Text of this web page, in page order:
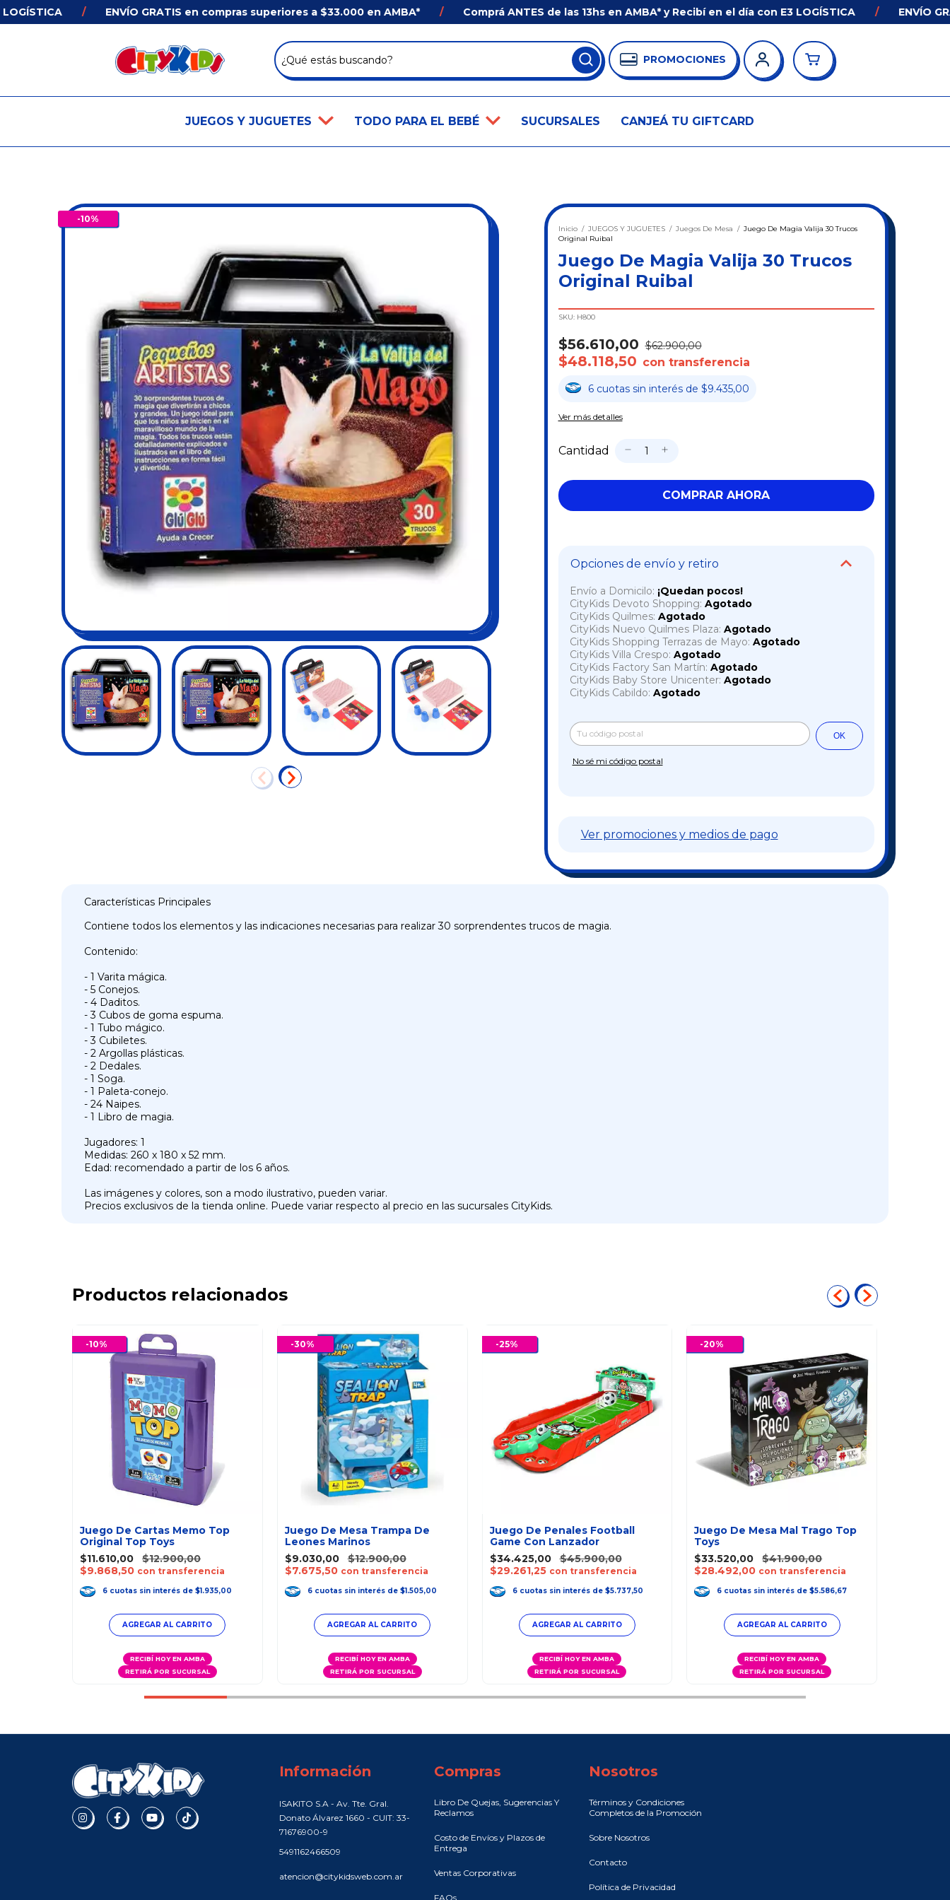
/ ENVÍO GRATIS en compras superiores a $33.000 en AMBA* / Comprá ANTES de las 13hs en AMBA* y Recibí en el día con E3 LOGÍSTICA / ENVÍO
PROMOCIONES
JUEGOS Y JUGUETES TODO PARA EL BEBÉ SUCURSALES CANJEÁ TU GIFTCARD
-10%
Inicio / JUEGOS Y JUGUETES / Juegos De Mesa / Juego De Magia Valija 30 Trucos
Original Ruibal
Juego De Magia Valija 30 Trucos
Original Ruibal
SKU: H800
$56.610,00 $62.900,00
$48.118,50 con transferencia
6 cuotas sin interés de $9.435,00
Ver más detalles
Cantidad
Opciones de envío y retiro
Envío a Domicilo: ¡Quedan pocos!
CityKids Devoto Shopping: Agotado
CityKids Quilmes: Agotado
CityKids Nuevo Quilmes Plaza: Agotado
CityKids Shopping Terrazas de Mayo: Agotado
CityKids Villa Crespo: Agotado
CityKids Factory San Martín: Agotado
CityKids Baby Store Unicenter: Agotado
CityKids Cabildo: Agotado
Entregas para el CP: Cambiar CP
OK
No sé mi código postal
Ver promociones y medios de pago
Características Principales
Contiene todos los elementos y las indicaciones necesarias para realizar 30 sorprendentes trucos de magia.
Contenido:
- 1 Varita mágica.
- 5 Conejos.
- 4 Daditos.
- 3 Cubos de goma espuma.
- 1 Tubo mágico.
- 3 Cubiletes.
- 2 Argollas plásticas.
- 2 Dedales.
- 1 Soga.
- 1 Paleta-conejo.
- 24 Naipes.
- 1 Libro de magia.
Jugadores: 1
Medidas: 260 x 180 x 52 mm.
Edad: recomendado a partir de los 6 años.
Las imágenes y colores, son a modo ilustrativo, pueden variar.
Precios exclusivos de la tienda online. Puede variar respecto al precio en las sucursales CityKids.
Productos relacionados
-10%
Juego De Cartas Memo Top
Original Top Toys
$11.610,00
$12.900,00
$9.868,50 con transferencia
6 cuotas sin interés de $1.935,00
RECIBÍ HOY EN AMBA
RETIRÁ POR SUCURSAL
-30%
Juego De Mesa Trampa De
Leones Marinos
$9.030,00
$12.900,00
$7.675,50 con transferencia
6 cuotas sin interés de $1.505,00
RECIBÍ HOY EN AMBA
RETIRÁ POR SUCURSAL
-25%
Juego De Penales Football
Game Con Lanzador
$34.425,00
$45.900,00
$29.261,25 con transferencia
6 cuotas sin interés de $5.737,50
RECIBÍ HOY EN AMBA
RETIRÁ POR SUCURSAL
-20%
Juego De Mesa Mal Trago Top
Toys
$33.520,00
$41.900,00
$28.492,00 con transferencia
6 cuotas sin interés de$5.586,67
RECIBÍ HOY EN AMBA
RETIRÁ POR SUCURSAL
Información
ISAKITO S.A - Av. Tte. Gral.
Donato Álvarez 1660 - CUIT: 33-
71676900-9
5491162466509
atencion@citykidsweb.com.ar
Compras
Libro De Quejas, Sugerencias Y
Reclamos
Costo de Envíos y Plazos de
Entrega
Ventas Corporativas
FAQs
Nosotros
Términos y Condiciones
Completos de la Promoción
Sobre Nosotros
Contacto
Política de Privacidad